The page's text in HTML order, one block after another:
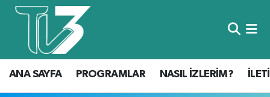
ANA SAYFA PROGRAMLAR NASIL İZLERİM?
Foto Galeri
Canlı Yayın
ANA SAYFA
PROGRAMLAR